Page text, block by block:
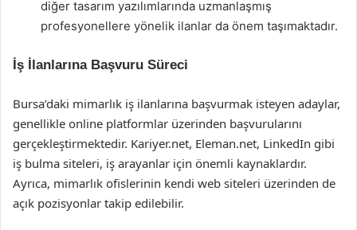
diğer tasarım yazılımlarında uzmanlaşmış
profesyonellere yönelik ilanlar da önem taşımaktadır.
İş İlanlarına Başvuru Süreci
Bursa’daki mimarlık iş ilanlarına başvurmak isteyen adaylar,
genellikle online platformlar üzerinden başvurularını
gerçekleştirmektedir. Kariyer.net, Eleman.net, LinkedIn gibi
iş bulma siteleri, iş arayanlar için önemli kaynaklardır.
Ayrıca, mimarlık ofislerinin kendi web siteleri üzerinden de
açık pozisyonlar takip edilebilir.